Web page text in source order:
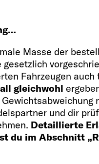
Masse der
gesetzlich
Fahrzeugen
gleichwohl
und dir
Detaillierte
du im Abschnitt
192 x 65 - 45 OPT
/
(11)